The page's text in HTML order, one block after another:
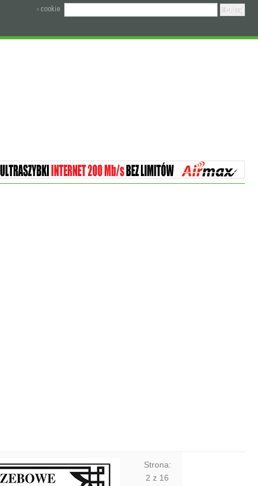
› cookie
Strona:
2 z 16